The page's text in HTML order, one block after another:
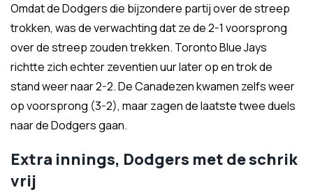
Omdat de Dodgers die bijzondere partij over de streep
trokken, was de verwachting dat ze de 2-1 voorsprong
over de streep zouden trekken. Toronto Blue Jays
richtte zich echter zeventien uur later op en trok de
stand weer naar 2-2. De Canadezen kwamen zelfs weer
op voorsprong (3-2), maar zagen de laatste twee duels
naar de Dodgers gaan.
Extra innings, Dodgers met de schrik
vrij